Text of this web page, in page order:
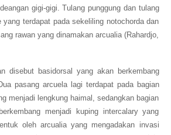
gigi-gigi. Tulang punggung dan tulang
terdapat pada sekeliling notochorda dan
rawan yang dinamakan arcualia (Rahardjo,
disebut basidorsal yang akan berkembang
pasang arcuela lagi terdapat pada bagian
menjadi lengkung haimal, sedangkan bagian
menjadi kuping intercalary yang
oleh arcualia yang mengadakan invasi